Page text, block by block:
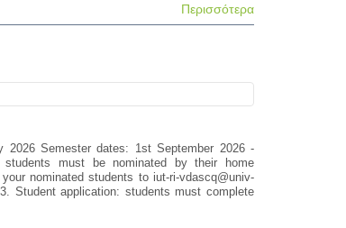
Περισσότερα
2026 Semester dates: 1st September 2026 -
students must be nominated by their home
nominated students to iut-ri-vdascq@univ-
Student application: students must complete